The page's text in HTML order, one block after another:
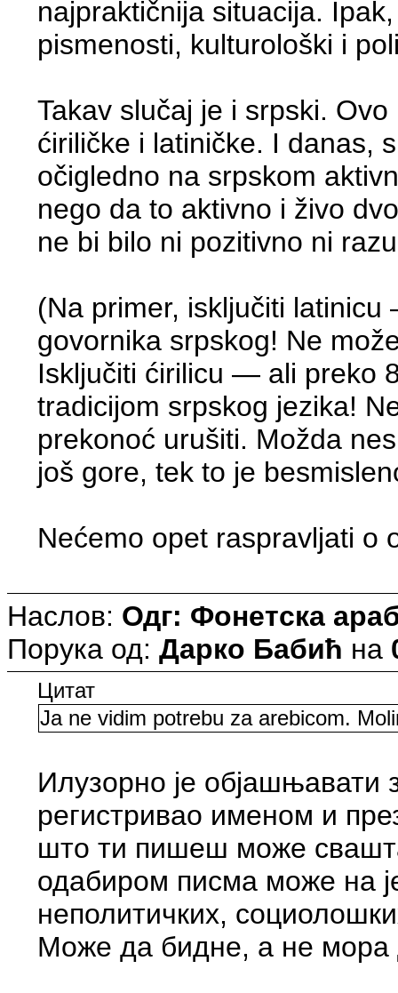
najpraktičnija situacija.
pismenosti, kulturološki i
Takav slučaj je i srpski.
ćiriličke i latiničke. I danas,
očigledno na srpskom
nego da to aktivno i živo
ne bi bilo ni pozitivno ni
(Na primer, isključiti
govornika srpskog! Ne
Isključiti ćirilicu — ali preko
tradicijom srpskog jezika!
prekonoć urušiti. Možda
još gore, tek to je
Nećemo opet raspravljati o
Наслов: Одг: Фонетска
Порука од: Дарко Бабић на
Цитат
Ja ne vidim potrebu za arebicom.
Илузорно је
регистривао именом и
што ти пишеш може
одабиром писма може на
неполитичких,
Може да бидне, а не мора